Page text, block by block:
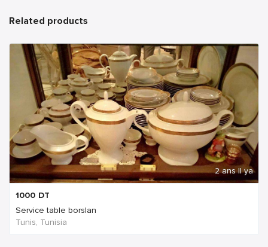
Related products
2 ans Il ya
1000 DT
Service table borslan
Tunis, Tunisia